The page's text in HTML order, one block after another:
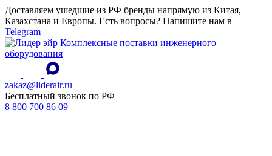
Доставляем ушедшие из РФ бренды напрямую из Китая,
Казахстана и Европы. Есть вопросы? Напишите нам в
Telegram
Комплексные поставки инженерного
оборудования
zakaz@liderair.ru
Бесплатный звонок по РФ
8 800 700 86 09